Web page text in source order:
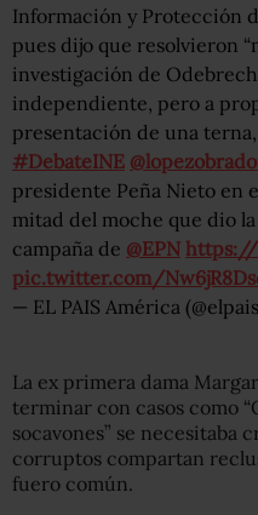
Información y Protección
pues dijo que resolvieron
investigación de
independiente, pero a
presentación de una
#DebateINE
presidente Peña Nieto en
mitad del moche que dio
campaña de @EPN https://
pic.twitter.com/
— EL PAIS América
La ex primera dama
terminar con casos como
socavones” se necesitaba
corruptos compartan
fuero común.